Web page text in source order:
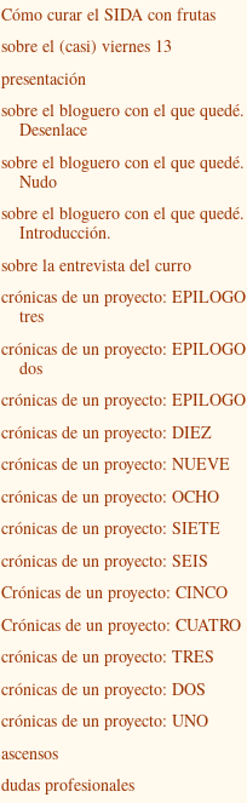
Cómo curar el SIDA con frutas
sobre el (casi) viernes 13
presentación
sobre el bloguero con el que quedé.
Desenlace
sobre el bloguero con el que quedé.
Nudo
sobre el bloguero con el que quedé.
Introducción.
sobre la entrevista del curro
crónicas de un proyecto: EPILOGO
tres
crónicas de un proyecto: EPILOGO
dos
crónicas de un proyecto: EPILOGO
crónicas de un proyecto: DIEZ
crónicas de un proyecto: NUEVE
crónicas de un proyecto: OCHO
crónicas de un proyecto: SIETE
crónicas de un proyecto: SEIS
Crónicas de un proyecto: CINCO
Crónicas de un proyecto: CUATRO
crónicas de un proyecto: TRES
crónicas de un proyecto: DOS
crónicas de un proyecto: UNO
ascensos
dudas profesionales